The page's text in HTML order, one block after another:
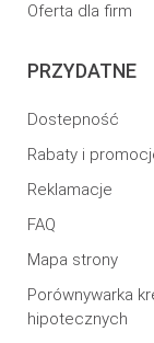
Oferta dla firm
PRZYDATNE
Dostepność
Rabaty i
Reklamacje
FAQ
Mapa strony
Porównywarka
hipotecznych